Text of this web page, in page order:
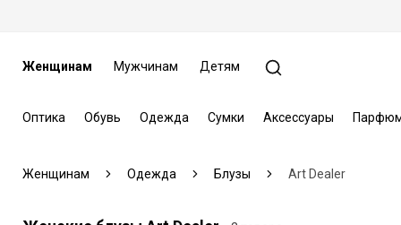
Женщинам Мужчинам Детям
Оптика Обувь Одежда Сумки Аксессуары
Женщинам Одежда Блузы Art Dealer